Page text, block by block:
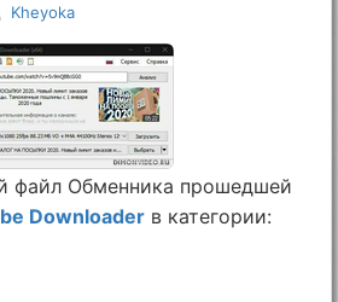
Kheyoka
файл Обменника прошедшей
Downloader в категории: